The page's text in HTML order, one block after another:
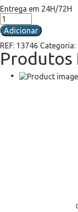
Entrega em 24H/72H
Adicionar
REF: 13746 Categoria:
Produtos